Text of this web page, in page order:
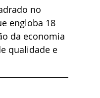
no
engloba 18
da economia
qualidade e